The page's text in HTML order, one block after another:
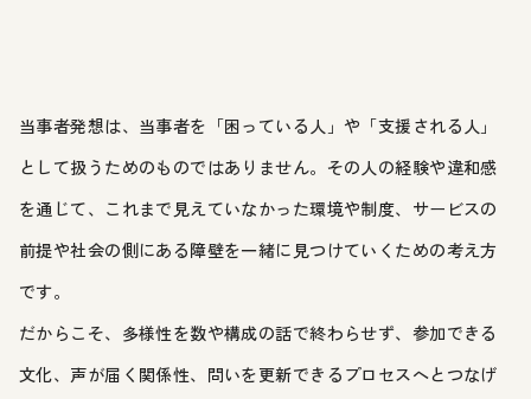
当事者発想は、当事者を「困っている人」や「支援される人」
として扱うためのものではありません。その人の経験や違和感
を通じて、これまで見えていなかった環境や制度、サービスの
前提や社会の側にある障壁を一緒に見つけていくための考え方
です。
だからこそ、多様性を数や構成の話で終わらせず、参加できる
文化、声が届く関係性、問いを更新できるプロセスへとつなげ